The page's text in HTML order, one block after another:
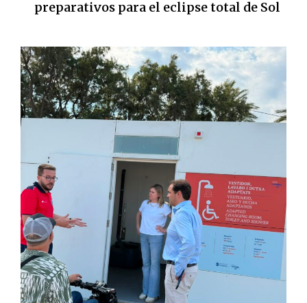
preparativos para el eclipse total de Sol